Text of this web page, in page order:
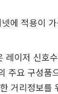
에 적용이
레이저 신호
주요 구성품
거리정보를